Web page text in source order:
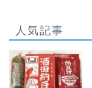
人気記事